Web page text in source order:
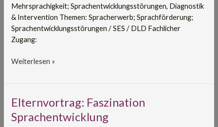
Mehrsprachigkeit; Sprachentwicklungsstörungen, Diagnostik
& Intervention Themen: Spracherwerb; Sprachförderung;
Sprachentwicklungsstörungen / SES / DLD Fachlicher
Zugang:
Weiterlesen »
Elternvortrag: Faszination
Sprachentwicklung
Elternvortrag:
Sprachentwicklung